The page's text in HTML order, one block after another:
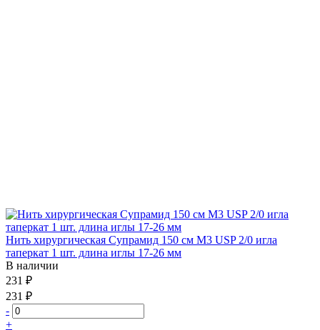
Нить хирургическая Супрамид 150 см М3 USP 2/0 игла
таперкат 1 шт. длина иглы 17-26 мм
В наличии
231 ₽
231 ₽
-
+